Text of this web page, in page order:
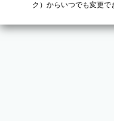
ク）からいつでも変更で